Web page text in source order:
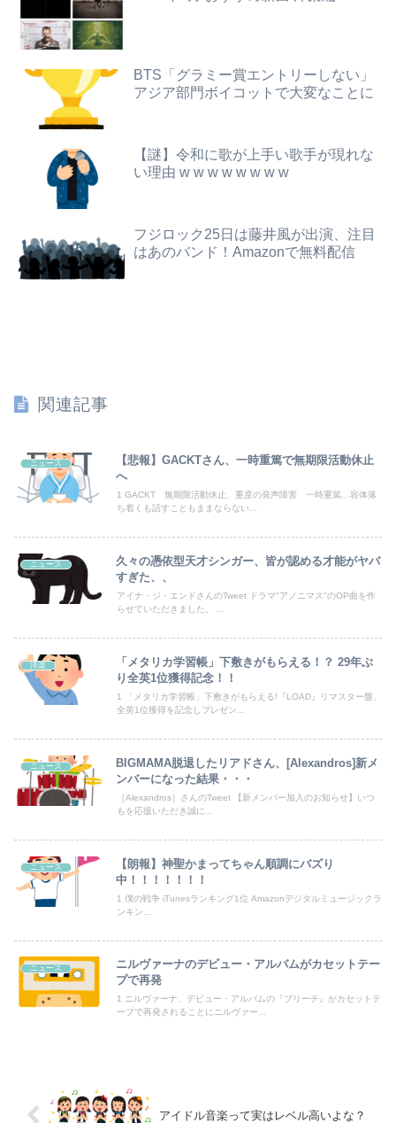
世界一の登山家ニルマル・プルジャ(43歳)、雪崩で死亡
【討論】ナスを最も美味しく食べる方法
日本人「ジョジョの最高傑作は3部！」←これ謎だよな
【日向坂46】月刊ジャイアンツ公式、重大告知！
【悲報】乃木オタ『イコラブやとき宣と比べて肌のキメ細やかさが違う』
【驚愕】年商10億円を超える『ひとり親方』が激増 Mac miniを大量購入しAIを従業員に
【動画】台風13号の進路予想、明らかにおかしい…
【画像】ハビタ部長「戻れるなら売上金庫に戻して 無理なら全然いいです イオンが戻って良いって言わなきゃ入ったらダメです」
体調不良で休んでパチ●コ通ってたら、数十日単位の証拠写真撮られて会社クビになった
【悲報】共同通信「高市総理、避難所3分間の被災地熊本視察動画に批判！」 → 内閣報道官「避難所視察は51分間！大変な状況の中で、1時間近く受け入...
【竜王戦】柵木幹太五段が先勝
嫁の浮気発覚から再構築を続けて8ヶ月、愛しさと憎しみが交互に押し寄せてる。もう一回俺に恋させてあげたい。
【予算100万】市長「特定外来生物クビアカは気持ち悪い虫だしそんな需要ないと思う」1匹300円相当の報奨金→初日に42万取られ焦り
世界一の登山家ニルマル・プルジャ(43歳)、雪崩で死亡
【日向坂46】月刊ジャイアンツ公式、重大告知！
【悲報】乃木オタ『イコラブやとき宣と比べて肌のキメ細やかさが違う』
【動画】渋谷にあるナイトプールがガチヱロすぎると話題にｗ
BTS「グラミー賞エントリーしない」
アジア部門ボイコットで大変なことに
【謎】令和に歌が上手い歌手が現れな
い理由 w w w w w w w w
フジロック25日は藤井風が出演、注目
はあのバンド！Amazonで無料配信
関連記事
ニュース
【悲報】GACKTさん、一時重篤で無期限活動休止
へ
1 GACKT 無期限活動休止、重度の発声障害 一時重篤…容体落
ち着くも話すこともままならない...
ニュース
久々の憑依型天才シンガー、皆が認める才能がヤバ
すぎた、、
アイナ・ジ・エンドさんのTweet ドラマ"アノニマス"のOP曲を作
らせていただきました。 ...
洋楽
「メタリカ学習帳」下敷きがもらえる！？ 29年ぶ
り全英1位獲得記念！！
1 「メタリカ学習帳」下敷きがもらえる!『LOAD』リマスター盤、
全英1位獲得を記念しプレゼン...
ニュース
BIGMAMA脱退したリアドさん、[Alexandros]新メ
ンバーになった結果・・・
［Alexandros］さんのTweet 【新メンバー加入のお知らせ】いつ
もを応援いただき誠に...
ニュース
【朗報】神聖かまってちゃん順調にバズり
中！！！！！！！
1 僕の戦争 iTunesランキング1位 Amazonデジタルミュージックラ
ンキン...
ニュース
ニルヴァーナのデビュー・アルバムがカセットテー
プで再発
1 ニルヴァーナ、デビュー・アルバムの『ブリーチ』がカセットテ
ープで再発されることにニルヴァー...
アイドル音楽って実はレベル高いよな？